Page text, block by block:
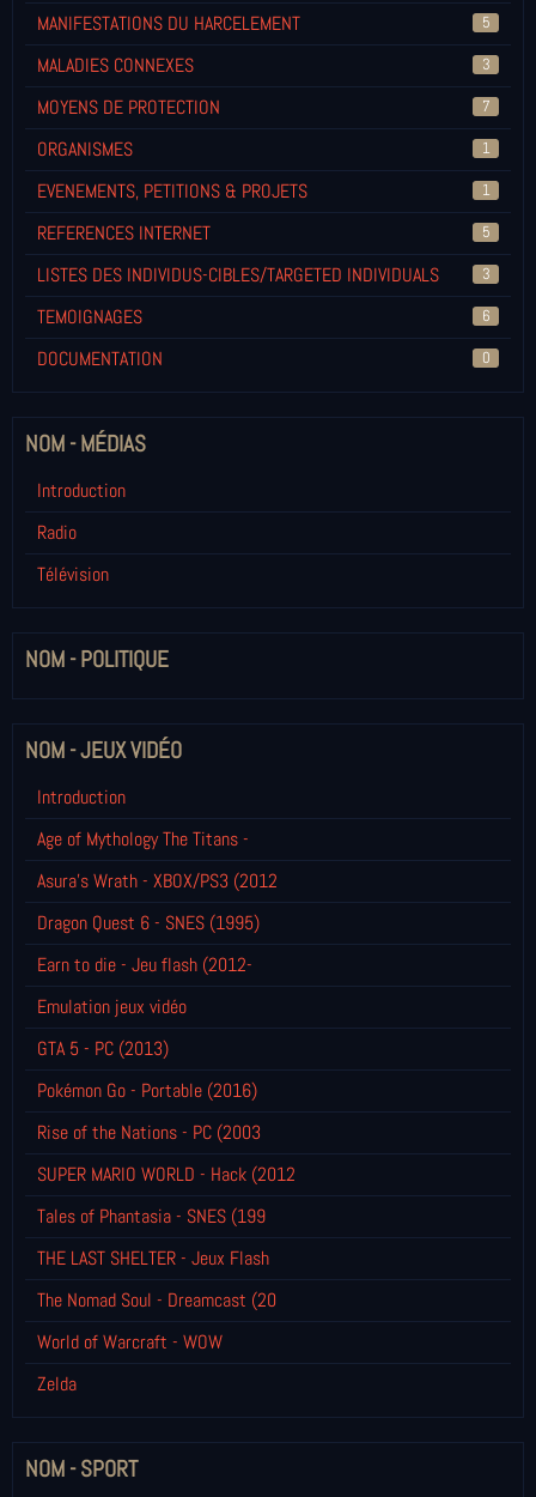
MANIFESTATIONS DU HARCELEMENT 5
MALADIES CONNEXES 3
MOYENS DE PROTECTION 7
ORGANISMES 1
EVENEMENTS, PETITIONS & PROJETS 1
REFERENCES INTERNET 5
LISTES DES INDIVIDUS-CIBLES/TARGETED INDIVIDUALS 3
TEMOIGNAGES 6
DOCUMENTATION 0
NOM - MÉDIAS
Introduction
Radio
Télévision
NOM - POLITIQUE
NOM - JEUX VIDÉO
Introduction
Age of Mythology The Titans -
Asura's Wrath - XBOX/PS3 (2012
Dragon Quest 6 - SNES (1995)
Earn to die - Jeu flash (2012-
Emulation jeux vidéo
GTA 5 - PC (2013)
Pokémon Go - Portable (2016)
Rise of the Nations - PC (2003
SUPER MARIO WORLD - Hack (2012
Tales of Phantasia - SNES (199
THE LAST SHELTER - Jeux Flash
The Nomad Soul - Dreamcast (20
World of Warcraft - WOW
Zelda
NOM - SPORT